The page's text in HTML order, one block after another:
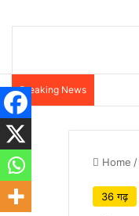
Breaking News
Home /
36 गढ़